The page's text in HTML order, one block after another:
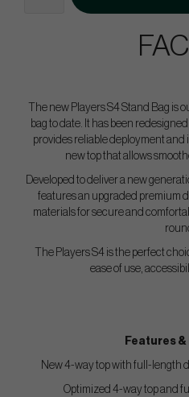
The new Players S4 Stand Bag is
bag to date. It has been
provides reliable deployment and
new top that allows
Developed to deliver a new
features an upgraded premium
materials for secure and
The Players S4 is the perfect
ease of use,
Features
New 4-way top with full-length
Optimized 4-way top and